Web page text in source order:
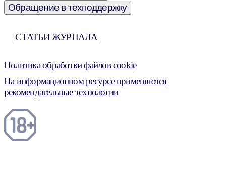
Обращение в техподдержку
СТАТЬИ ЖУРНАЛА
Политика обработки файлов cookie
На информационном ресурсе применяются
рекомендательные технологии